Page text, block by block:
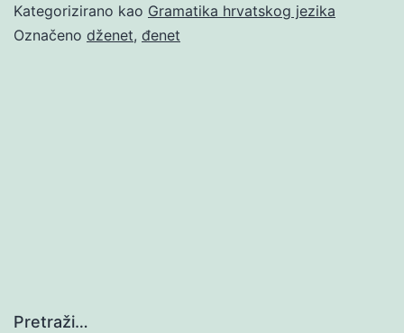
Kategorizirano kao Gramatika hrvatskog jezika
Označeno dženet, đenet
Pretraži…